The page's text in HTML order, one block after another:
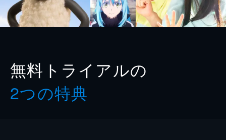
無料トライアルの
2つの特典